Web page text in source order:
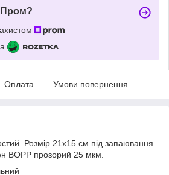
Пром?
Оплата Умови повернення
Розмір 21x15 см під запаювання.
BOPP прозорий 25 мкм.